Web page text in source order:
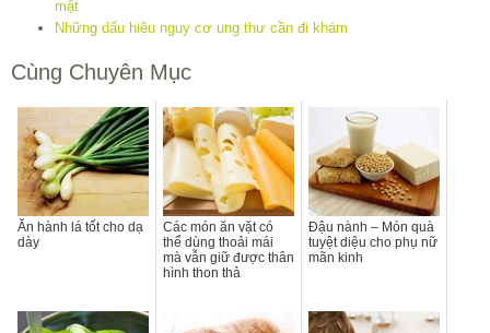
mật
Những dấu hiệu nguy cơ ung thư cần đi khám
Cùng Chuyên Mục
Ăn hành lá tốt cho dạ
dày
Các món ăn vặt có
thể dùng thoải mái
mà vẫn giữ được thân
hình thon thả
Đậu nành – Món quà
tuyệt diệu cho phụ nữ
mãn kinh